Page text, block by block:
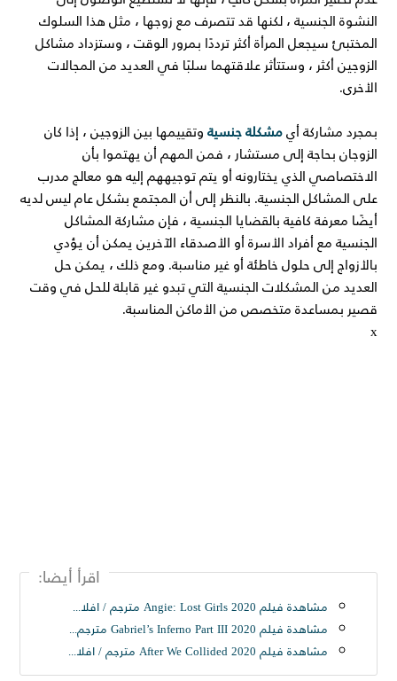
النشوة الجنسية ، لكنها قد تتصرف مع زوجها ، مثل هذا السلوك
المختبئ سيجعل المرأة أكثر ترددًا بمرور الوقت ، وستزداد مشاكل
الزوجين أكثر ، وستتأثر علاقتهما سلبًا في العديد من المجالات
الأخرى.
بمجرد مشاركة أيمشكلة جنسيةوتقييمها بين الزوجين ، إذا كان
الزوجان بحاجة إلى مستشار ، فمن المهم أن يهتموا بأن
الاختصاصي الذي يختارونه أو يتم توجيههم إليه هو معالج مدرب
على المشاكل الجنسية. بالنظر إلى أن المجتمع بشكل عام ليس لديه
أيضًا معرفة كافية بالقضايا الجنسية ، فإن مشاركة المشاكل
الجنسية مع أفراد الأسرة أو الأصدقاء الآخرين يمكن أن يؤدي
بالأزواج إلى حلول خاطئة أو غير مناسبة. ومع ذلك ، يمكن حل
العديد من المشكلات الجنسية التي تبدو غير قابلة للحل في وقت
قصير بمساعدة متخصص من الأماكن المناسبة.
x
اقرأ أيضا:
مشاهدة فيلم Angie: Lost Girls 2020 مترجم / افلامنكو / أفلامنكو / AFLAMINCO
مشاهدة فيلم Gabriel’s Inferno Part III 2020 مترجم / افلامنكو / أفلامنكو / AFLAMINCO
مشاهدة فيلم After We Collided 2020 مترجم / افلامنكو/ أفلامنكو / aflaminco